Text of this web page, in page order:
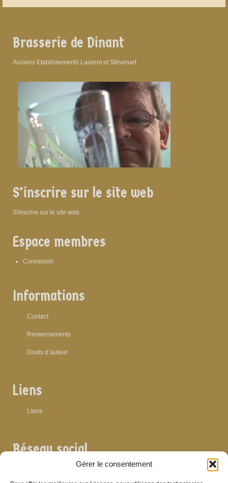
Gérer le consentement
Brasserie de Dinant
Anciens Etablissements Laurent et Stévenart
S’inscrire sur le site web
S'inscrire sur le site web
Espace membres
Connexion
Informations
Contact
Remerciements
Droits d’auteur
Liens
Liens
Réseau social